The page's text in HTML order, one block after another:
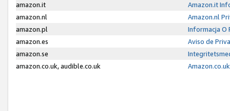
amazon.it
Amazon.it
amazon.nl
Amazon.nl
amazon.pl
Informacja O
amazon.es
Aviso de
amazon.se
amazon.co.uk, audible.co.uk